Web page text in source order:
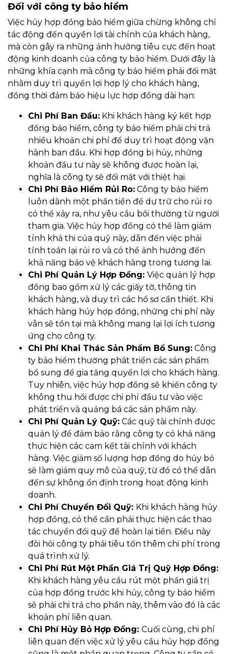
Đối với công ty bảo hiểm
Việc hủy hợp đồng bảo hiểm giữa chừng không chỉ
tác động đến quyền lợi tài chính của khách hàng,
mà còn gây ra những ảnh hưởng tiêu cực đến hoạt
động kinh doanh của công ty bảo hiểm. Dưới đây là
những khía cạnh mà công ty bảo hiểm phải đối mặt
nhằm duy trì quyền lợi hợp lý cho khách hàng,
đồng thời đảm bảo hiệu lực hợp đồng dài hạn:
Chi Phí Ban Đầu: Khi khách hàng ký kết hợp
đồng bảo hiểm, công ty bảo hiểm phải chi trả
nhiều khoản chi phí để duy trì hoạt động vận
hành ban đầu. Khi hợp đồng bị hủy, những
khoản đầu tư này sẽ không được hoàn lại,
nghĩa là công ty sẽ đối mặt với thiệt hại.
Chi Phí Bảo Hiểm Rủi Ro: Công ty bảo hiểm
luôn dành một phần tiền để dự trữ cho rủi ro
có thể xảy ra, như yêu cầu bồi thường từ người
tham gia. Việc hủy hợp đồng có thể làm giảm
tính khả thi của quỹ này, dẫn đến việc phải
tính toán lại rủi ro và có thể ảnh hưởng đến
khả năng bảo vệ khách hàng trong tương lai.
Chi Phí Quản Lý Hợp Đồng: Việc quản lý hợp
đồng bao gồm xử lý các giấy tờ, thông tin
khách hàng, và duy trì các hồ sơ cần thiết. Khi
khách hàng hủy hợp đồng, những chi phí này
vẫn sẽ tồn tại mà không mang lại lợi ích tương
ứng cho công ty.
Chi Phí Khai Thác Sản Phẩm Bổ Sung: Công
ty bảo hiểm thường phát triển các sản phẩm
bổ sung để gia tăng quyền lợi cho khách hàng.
Tuy nhiên, việc hủy hợp đồng sẽ khiến công ty
không thu hồi được chi phí đầu tư vào việc
phát triển và quảng bá các sản phẩm này.
Chi Phí Quản Lý Quỹ: Các quỹ tài chính được
quản lý để đảm bảo rằng công ty có khả năng
thực hiện các cam kết tài chính với khách
hàng. Việc giảm số lượng hợp đồng do hủy bỏ
sẽ làm giảm quy mô của quỹ, từ đó có thể dẫn
đến sự không ổn định trong hoạt động kinh
doanh.
Chi Phí Chuyển Đổi Quỹ: Khi khách hàng hủy
hợp đồng, có thể cần phải thực hiện các thao
tác chuyển đổi quỹ để hoàn lại tiền. Điều này
đòi hỏi công ty phải tiêu tốn thêm chi phí trong
quá trình xử lý.
Chi Phí Rút Một Phần Giá Trị Quỹ Hợp Đồng:
Khi khách hàng yêu cầu rút một phần giá trị
của hợp đồng trước khi hủy, công ty bảo hiểm
sẽ phải chi trả cho phần này, thêm vào đó là các
khoản phí liên quan.
Chi Phí Hủy Bỏ Hợp Đồng: Cuối cùng, chi phí
liên quan đến việc xử lý yêu cầu hủy hợp đồng